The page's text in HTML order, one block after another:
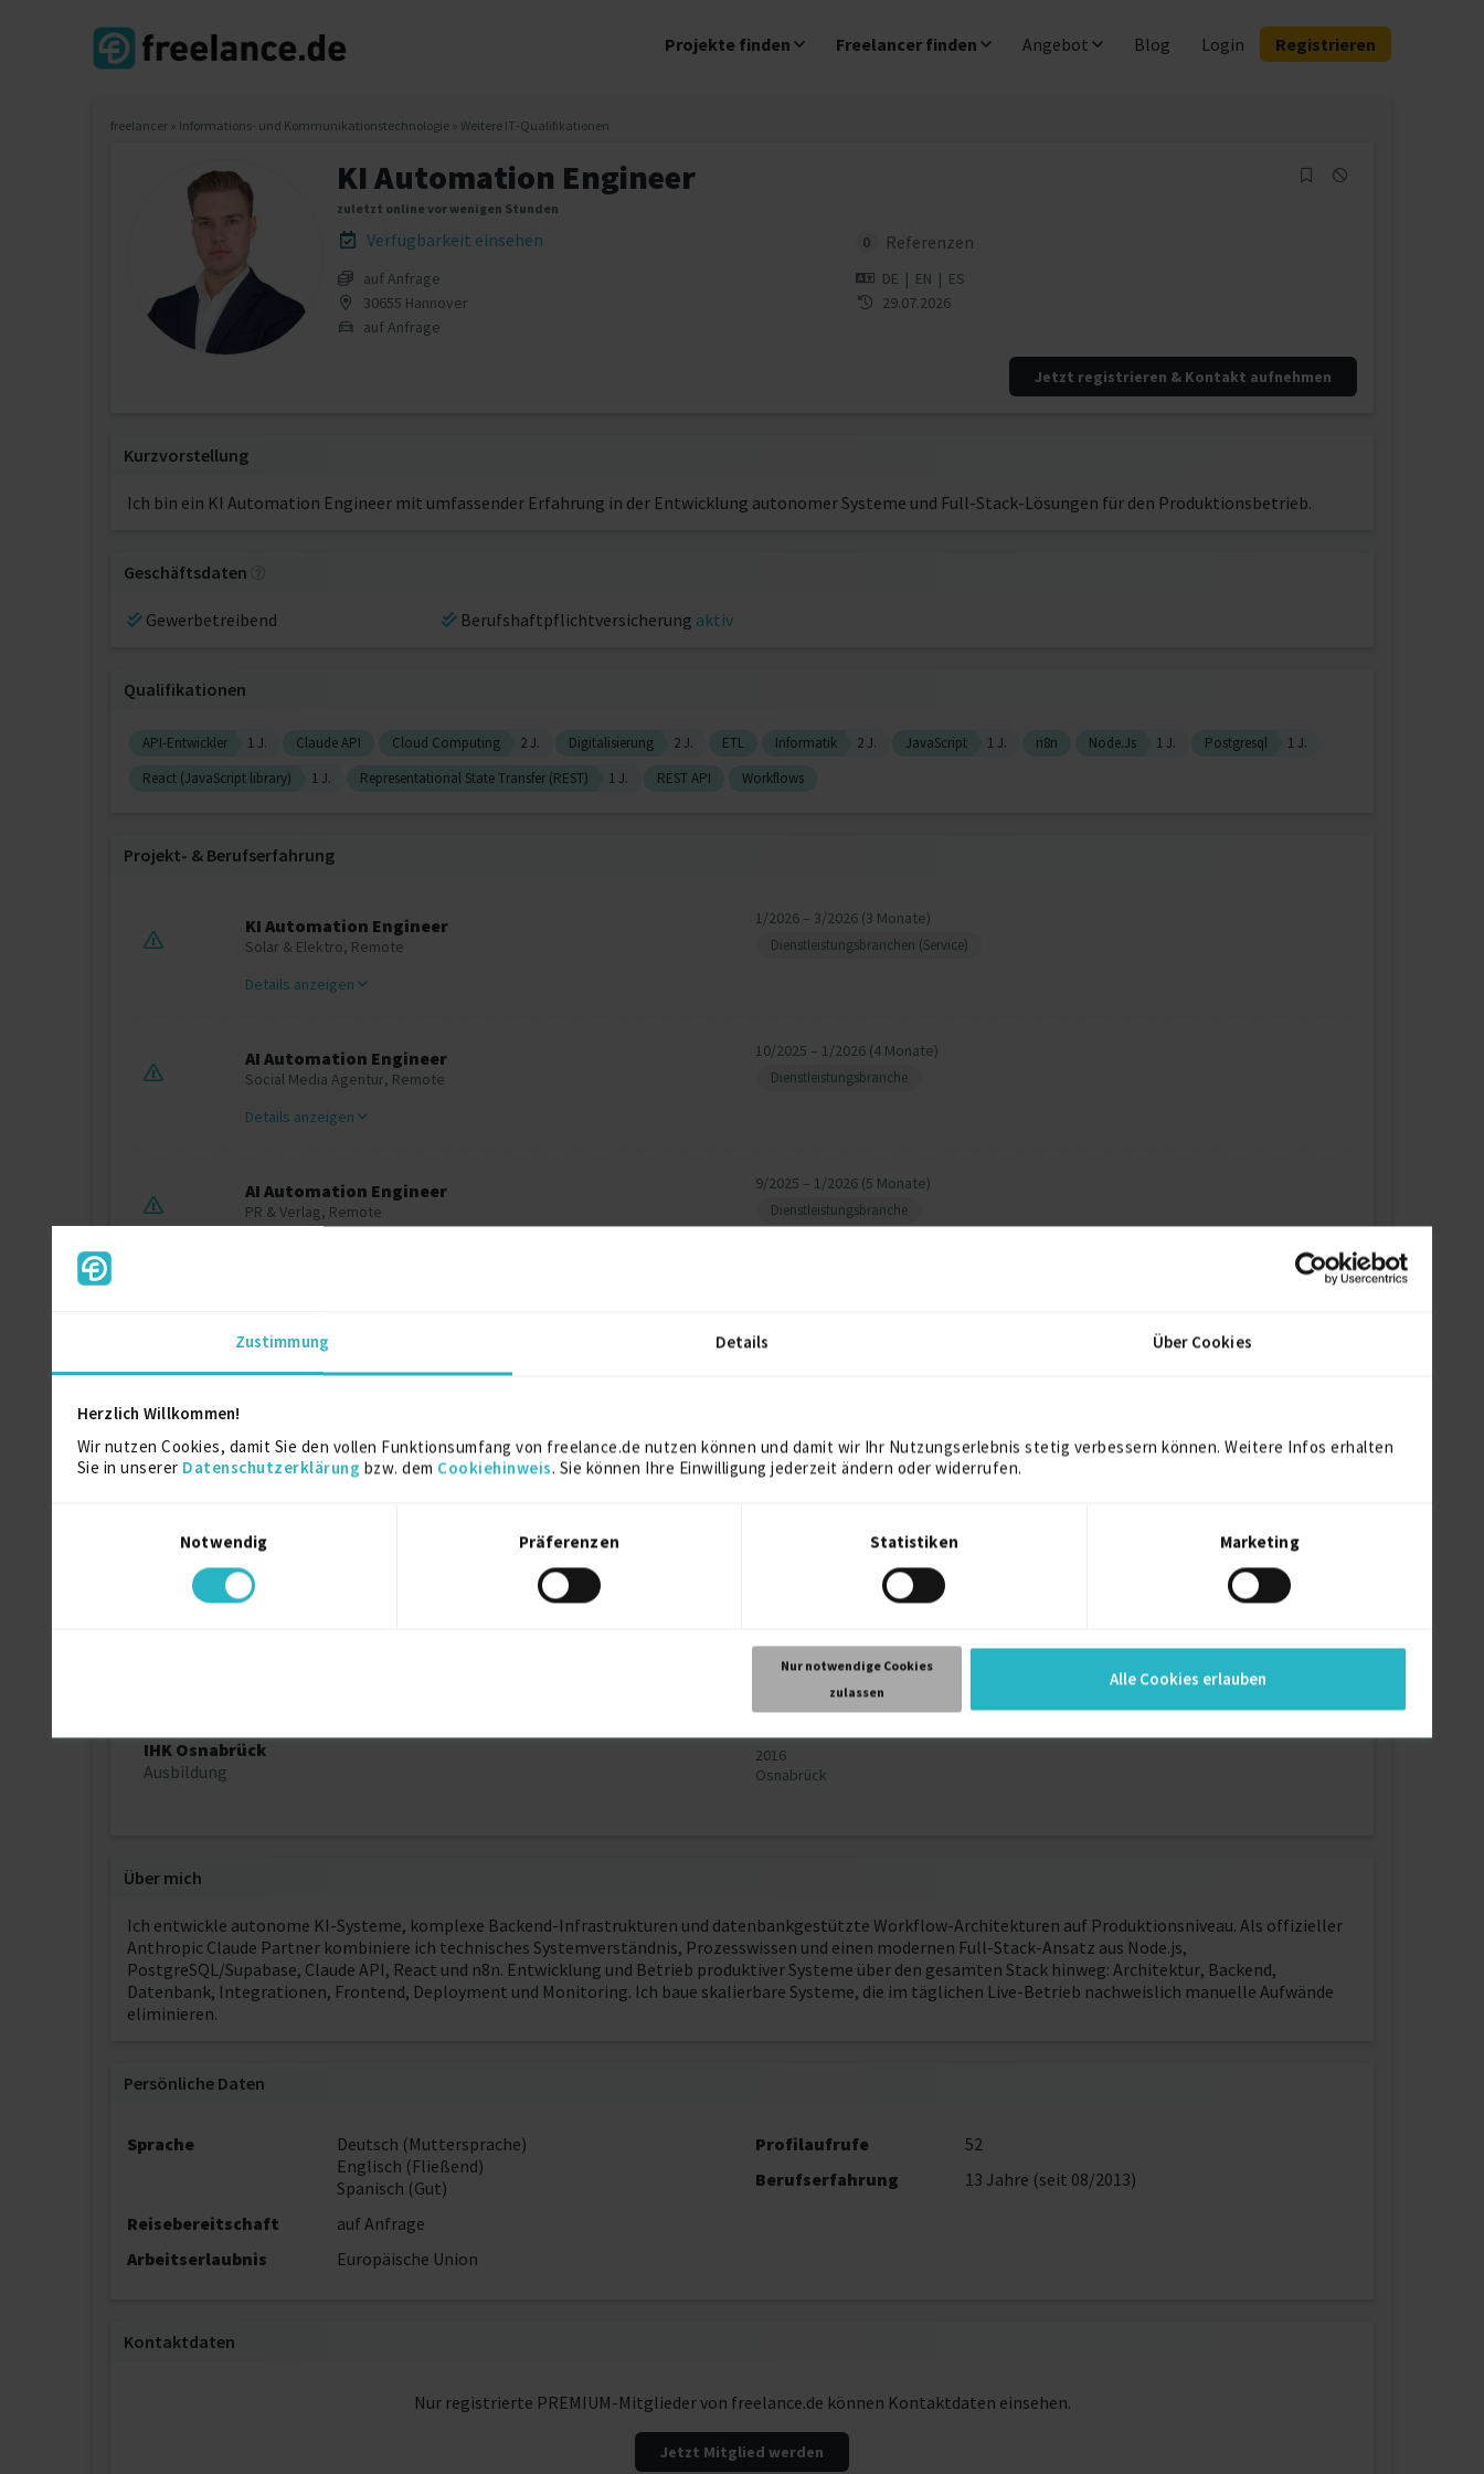
Zustimmung Details Über Cookies
Herzlich Willkommen!
Wir nutzen Cookies, damit Sie den vollen Funktionsumfang von freelance.de nutzen können und damit wir Ihr Nutzungserlebnis stetig verbessern können. Weitere Infos erhalten
Sie in unserer Datenschutzerklärung bzw. dem Cookiehinweis. Sie können Ihre Einwilligung jederzeit ändern oder widerrufen.
Notwendig
Präferenzen Statistiken Marketing
Nur notwendige Cookies
zulassen
Alle Cookies erlauben
Projekte finden Freelancer finden Angebot Blog Login Registrieren
freelancer » Informations- und Kommunikationstechnologie » Weitere IT-Qualifikationen
KI Automation Engineer
zuletzt online vor wenigen Stunden
Verfügbarkeit einsehen 0 Referenzen
auf Anfrage
30655 Hannover
auf Anfrage
DE | EN | ES
29.07.2026
Jetzt registrieren & Kontakt aufnehmen
Kurzvorstellung
Ich bin ein KI Automation Engineer mit umfassender Erfahrung in der Entwicklung autonomer Systeme und Full-Stack-Lösungen für den Produktionsbetrieb.
Geschäftsdaten
Gewerbetreibend Berufshaftpflichtversicherung aktiv
Qualifikationen
API-Entwickler 1 J. Claude API Cloud Computing 2 J. Digitalisierung 2 J. ETL Informatik 2 J. JavaScript 1 J. n8n Node.Js 1 J. Postgresql
1 J.
React (JavaScript library)
1 J. Representational State Transfer (REST) 1 J. REST API Workflows
Projekt‐ & Berufserfahrung
KI Automation Engineer
Solar & Elektro, Remote
1/2026 – 3/2026 (3 Monate)
Dienstleistungsbranchen (Service)
Details anzeigen
AI Automation Engineer
Social Media Agentur, Remote
10/2025 – 1/2026 (4 Monate)
Dienstleistungsbranche
Details anzeigen
AI Automation Engineer
PR & Verlag, Remote
9/2025 – 1/2026 (5 Monate)
Dienstleistungsbranche
Technische Universität Braunschweig
Master of Science (M.Sc.) Wirtschaftsingenieurwesen Maschinenbau
2019
Braunschweig
Universität Politécnica de València
Auslandssemester M.Sc. Industrial Engineering
2016
Osnabrück
IHK Osnabrück
Ausbildung
2016
Osnabrück
Über mich
Ich entwickle autonome KI-Systeme, komplexe Backend-Infrastrukturen und datenbankgestützte Workflow-Architekturen auf Produktionsniveau. Als offizieller
Anthropic Claude Partner kombiniere ich technisches Systemverständnis, Prozesswissen und einen modernen Full-Stack-Ansatz aus Node.js,
PostgreSQL/Supabase, Claude API, React und n8n. Entwicklung und Betrieb produktiver Systeme über den gesamten Stack hinweg: Architektur, Backend,
Datenbank, Integrationen, Frontend, Deployment und Monitoring. Ich baue skalierbare Systeme, die im täglichen Live-Betrieb nachweislich manuelle Aufwände
eliminieren.
Persönliche Daten
Sprache
Deutsch (Muttersprache)
Englisch (Fließend)
Spanisch (Gut)
Reisebereitschaft
auf Anfrage
Arbeitserlaubnis
Europäische Union
Profilaufrufe
52
Berufserfahrung
13 Jahre (seit 08/2013)
Kontaktdaten
Nur registrierte PREMIUM-Mitglieder von freelance.de können Kontaktdaten einsehen.
Jetzt Mitglied werden